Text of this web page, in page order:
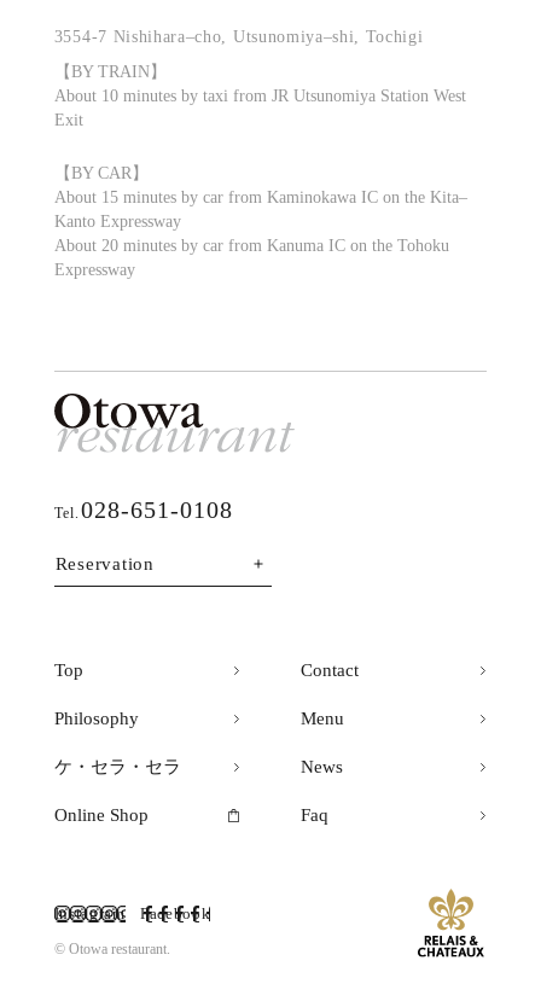
3554-7 Nishihara–cho, Utsunomiya–shi, Tochigi
【BY TRAIN】
About 10 minutes by taxi from JR Utsunomiya Station West
Exit
【BY CAR】
About 15 minutes by car from Kaminokawa IC on the Kita–
Kanto Expressway
About 20 minutes by car from Kanuma IC on the Tohoku
Expressway
Tel. 028-651-0108
Reservation
Top Contact
Philosophy Menu
ケ・セラ・セラ News
Online Shop Faq
Instagram Facebook
© Otowa restaurant.